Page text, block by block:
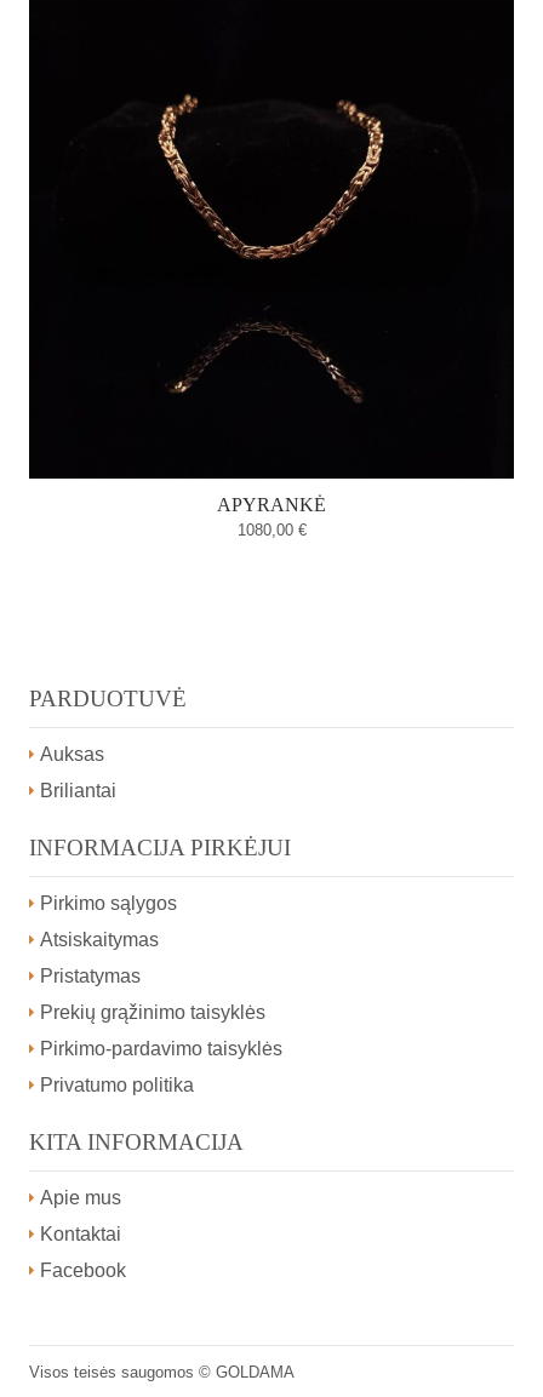
APYRANKĖ
1080,00 €
PARDUOTUVĖ
Auksas
Briliantai
INFORMACIJA PIRKĖJUI
Pirkimo sąlygos
Atsiskaitymas
Pristatymas
Prekių grąžinimo taisyklės
Pirkimo-pardavimo taisyklės
Privatumo politika
KITA INFORMACIJA
Apie mus
Kontaktai
Facebook
Visos teisės saugomos © GOLDAMA